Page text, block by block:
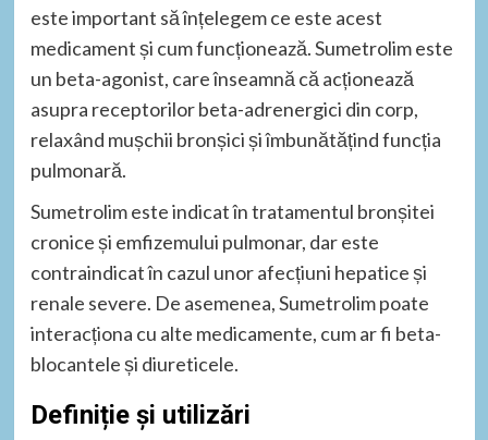
este important să înțelegem ce este acest
medicament și cum funcționează. Sumetrolim este
un beta-agonist, care înseamnă că acționează
asupra receptorilor beta-adrenergici din corp,
relaxând mușchii bronșici și îmbunătățind funcția
pulmonară.
Sumetrolim este indicat în tratamentul bronșitei
cronice și emfizemului pulmonar, dar este
contraindicat în cazul unor afecțiuni hepatice și
renale severe. De asemenea, Sumetrolim poate
interacționa cu alte medicamente, cum ar fi beta-
blocantele și diureticele.
Definiție și utilizări